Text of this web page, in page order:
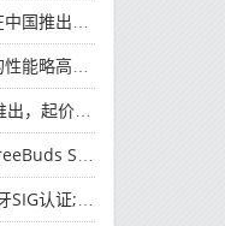
的智能家居产品
765G
为16,999元
Studio耳机
能快要结束了